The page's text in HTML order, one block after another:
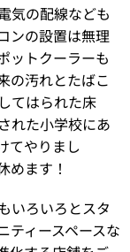
気の配線なども
ンの設置は無理
ットクーラーも
の汚れとたばこ
てはられた床
れた小学校にあ
てやりまし
めます！
いろいろとスタ
ティースペースな